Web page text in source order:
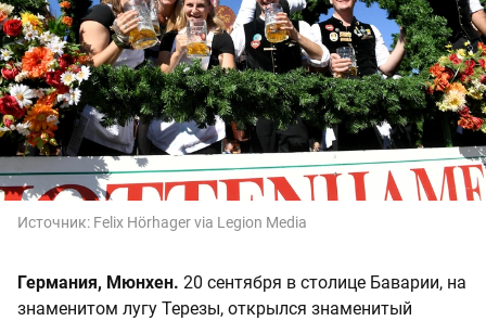
Источник: Felix Hörhager via Legion Media
Германия, Мюнхен. 20 сентября в столице Баварии, на
знаменитом лугу Терезы, открылся знаменитый